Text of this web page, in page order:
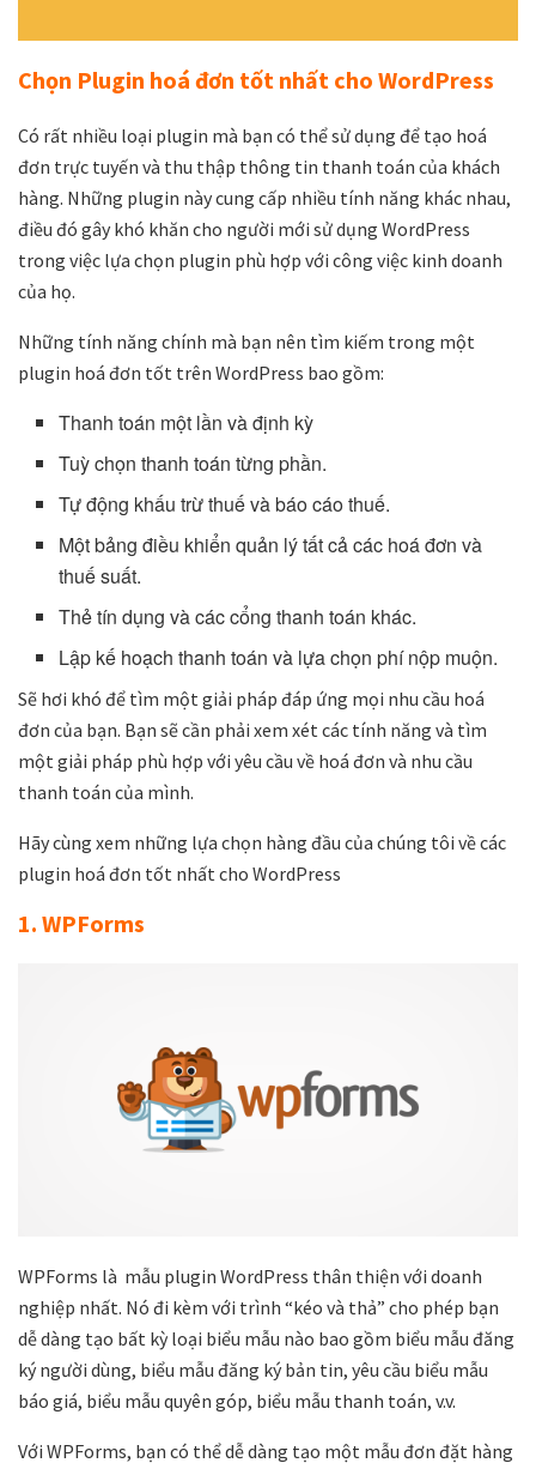
Chọn Plugin hoá đơn tốt nhất cho WordPress
Có rất nhiều loại plugin mà bạn có thể sử dụng để tạo hoá
đơn trực tuyến và thu thập thông tin thanh toán của khách
hàng. Những plugin này cung cấp nhiều tính năng khác nhau,
điều đó gây khó khăn cho người mới sử dụng WordPress
trong việc lựa chọn plugin phù hợp với công việc kinh doanh
của họ.
Những tính năng chính mà bạn nên tìm kiếm trong một
plugin hoá đơn tốt trên WordPress bao gồm:
Thanh toán một lần và định kỳ
Tuỳ chọn thanh toán từng phần.
Tự động khấu trừ thuế và báo cáo thuế.
Một bảng điều khiển quản lý tất cả các hoá đơn và
thuế suất.
Thẻ tín dụng và các cổng thanh toán khác.
Lập kế hoạch thanh toán và lựa chọn phí nộp muộn.
Sẽ hơi khó để tìm một giải pháp đáp ứng mọi nhu cầu hoá
đơn của bạn. Bạn sẽ cần phải xem xét các tính năng và tìm
một giải pháp phù hợp với yêu cầu về hoá đơn và nhu cầu
thanh toán của mình.
Hãy cùng xem những lựa chọn hàng đầu của chúng tôi về các
plugin hoá đơn tốt nhất cho WordPress
1. WPForms
WPForms là mẫu plugin WordPress thân thiện với doanh
nghiệp nhất. Nó đi kèm với trình “kéo và thả” cho phép bạn
dễ dàng tạo bất kỳ loại biểu mẫu nào bao gồm biểu mẫu đăng
ký người dùng, biểu mẫu đăng ký bản tin, yêu cầu biểu mẫu
báo giá, biểu mẫu quyên góp, biểu mẫu thanh toán, v.v.
Với WPForms, bạn có thể dễ dàng tạo một mẫu đơn đặt hàng